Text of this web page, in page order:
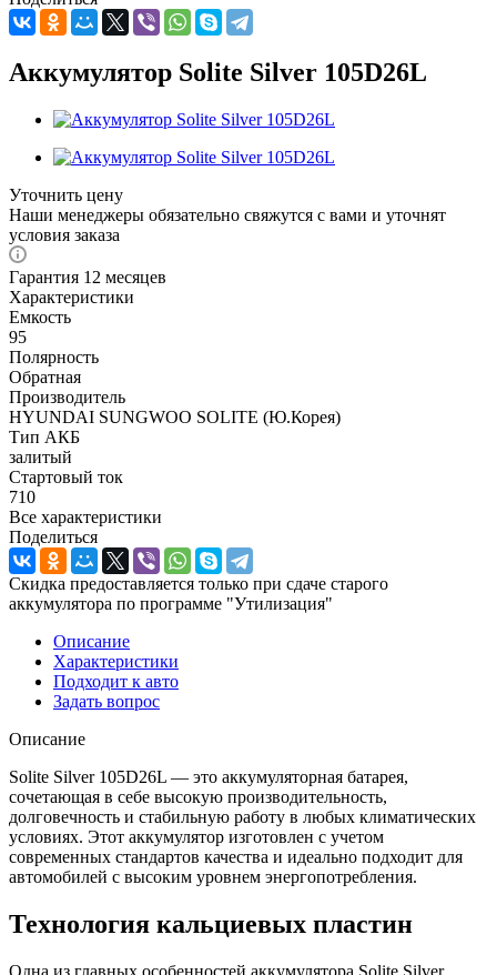
Аккумулятор Solite Silver 105D26L
Уточнить цену
Наши менеджеры обязательно свяжутся с вами и уточнят
условия заказа
Гарантия 12 месяцев
Характеристики
Емкость
95
Полярность
Обратная
Производитель
HYUNDAI SUNGWOO SOLITE (Ю.Корея)
Тип АКБ
залитый
Стартовый ток
710
Все характеристики
Поделиться
Скидка предоставляется только при сдаче старого
аккумулятора по программе "Утилизация"
Описание
Характеристики
Подходит к авто
Задать вопрос
Описание
Solite Silver 105D26L — это аккумуляторная батарея,
сочетающая в себе высокую производительность,
долговечность и стабильную работу в любых климатических
условиях. Этот аккумулятор изготовлен с учетом
современных стандартов качества и идеально подходит для
автомобилей с высоким уровнем энергопотребления.
Технология кальциевых пластин
Одна из главных особенностей аккумулятора Solite Silver